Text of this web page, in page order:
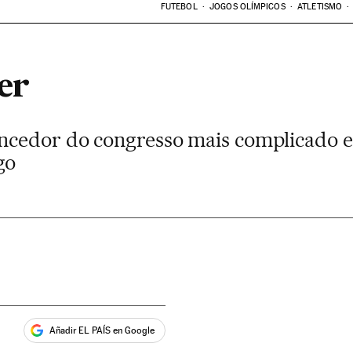
FUTEBOL JOGOS OLÍMPICOS ATLETISMO
do congresso mais complicado e
Añadir EL PAÍS en Google